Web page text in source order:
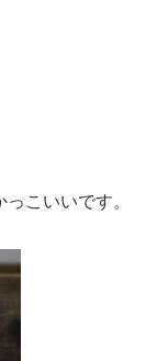
こいいです。